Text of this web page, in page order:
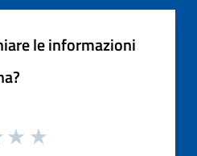
le informazioni